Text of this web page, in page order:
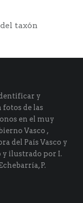
taxón
y
de las
en el muy
Vasco ,
del País Vasco y
ilustrado por I.
P.